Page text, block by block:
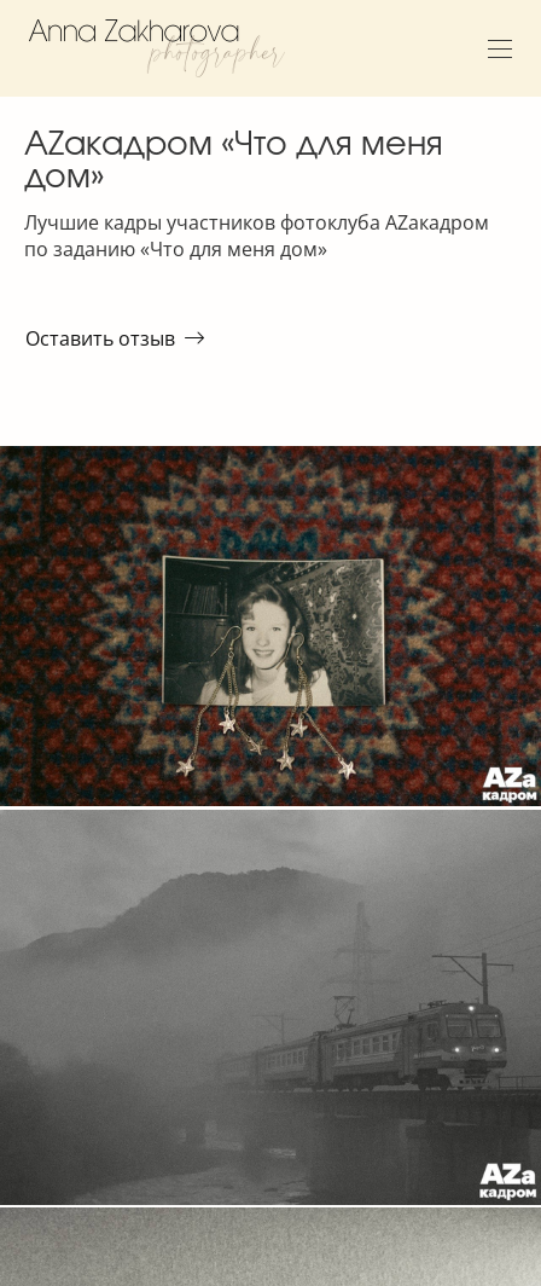
AZакадром «Что для меня
дом»
Лучшие кадры участников фотоклуба AZакадром
по заданию «Что для меня дом»
Оставить отзыв